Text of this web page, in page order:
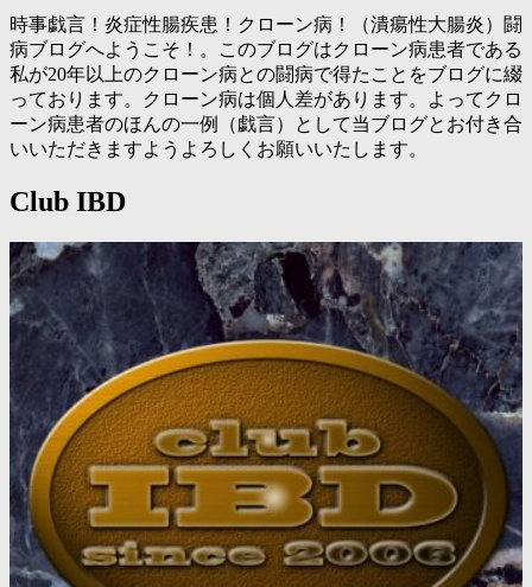
時事戯言！炎症性腸疾患！クローン病！（潰瘍性大腸炎）闘
病ブログへようこそ！。このブログはクローン病患者である
私が20年以上のクローン病との闘病で得たことをブログに綴
っております。クローン病は個人差があります。よってクロ
ーン病患者のほんの一例（戯言）として当ブログとお付き合
いいただきますようよろしくお願いいたします。
Club IBD